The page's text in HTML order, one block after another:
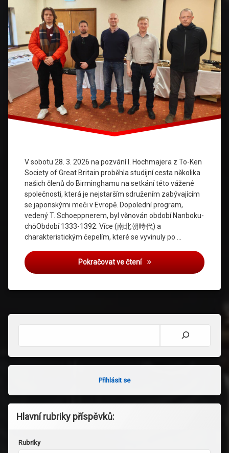
V sobotu 28. 3. 2026 na pozvání I. Hochmajera z To-Ken
Society of Great Britain proběhla studijní cesta několika
našich členů do Birminghamu na setkání této vážené
společnosti, která je nejstarším sdružením zabývajícím
se japonskými meči v Evropě. Dopolední program,
vedený T. Schoeppnerem, byl věnován období Nanboku-
chōObdobí 1333-1392. Více (南北朝時代) a
charakteristickým čepelím, které se vyvinuly po …
Pokračovat ve čteníStudijní cesta do
Přihlásit se
Hlavní rubriky příspěvků:
Rubriky